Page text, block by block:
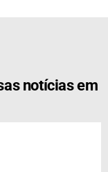
notícias em